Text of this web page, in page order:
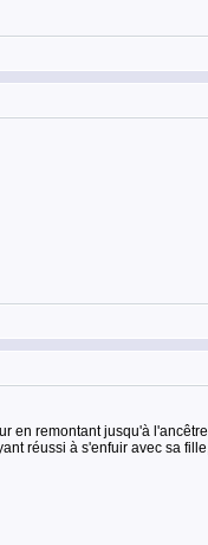
remontant jusqu'à
réussi à s'enfuir avec sa